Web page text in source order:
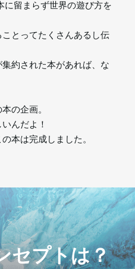
に留まらず世界の遊び方を
ことってたくさんあるし伝
集約された本があれば、な
の企画。
んだよ！
本は完成しました。
セプトは？